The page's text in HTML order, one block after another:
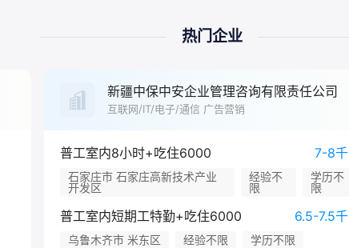
热门企业
新疆中保中安企业管理咨询有限责任公司
互联网/IT/电子/通信 广告营销
普工室内8小时+吃住6000 7-8千
石家庄市 石家庄高新技术产业
开发区
经验不
限
学历不
限
普工室内短期工特勤+吃住6000 6.5-7.5千
乌鲁木齐市 米东区 经验不限 学历不限